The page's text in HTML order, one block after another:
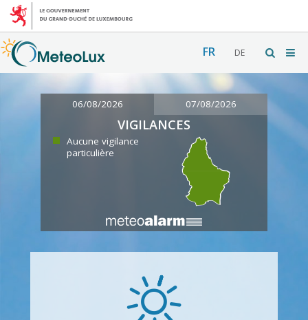
FR DE
06/08/2026 07/08/2026
VIGILANCES
Aucune vigilance
particulière